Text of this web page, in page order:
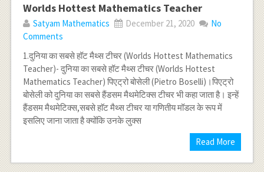
Worlds Hottest Mathematics Teacher
Satyam Mathematics December 21, 2020
No
Comments
1.दुनिया का सबसे हॉट मैथ्स टीचर (Worlds Hottest Mathematics
Teacher)- दुनिया का सबसे हॉट मैथ्स टीचर (Worlds Hottest
Mathematics Teacher) पिएट्रो बोसेली (Pietro Boselli)।पिएट्रो
बोसेली को दुनिया का सबसे हैंडसम मैथमेटिक्स टीचर भी कहा जाता है। इन्हें
हैंडसम मैथमेटिक्स,सबसे हाॅट मैथ्स टीचर या गणितीय मॉडल के रूप में
इसलिए जाना जाता है क्योंकि उनके लुक्स
Read More